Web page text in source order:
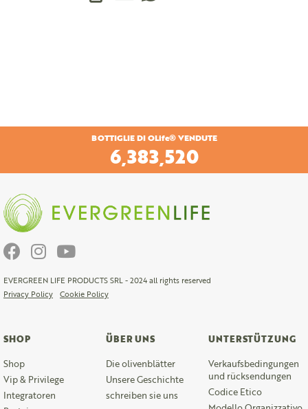
BOTTIGLIE DI OLife® VENDUTE
6,701,760
EVERGREEN LIFE PRODUCTS SRL - 2024 all rights reserved
Privacy Policy
Cookie Policy
SHOP
Shop
Vip & Privilege
Integratoren
ÜBER UNS
Die olivenblätter
Unsere Geschichte
schreiben sie uns
UNTERSTÜTZUNG
Verkaufsbedingungen
und rücksendungen
Codice Etico